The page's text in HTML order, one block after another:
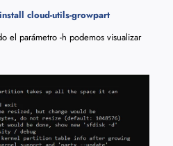
cloud-utils-growpart
el parámetro -h podemos visualizar